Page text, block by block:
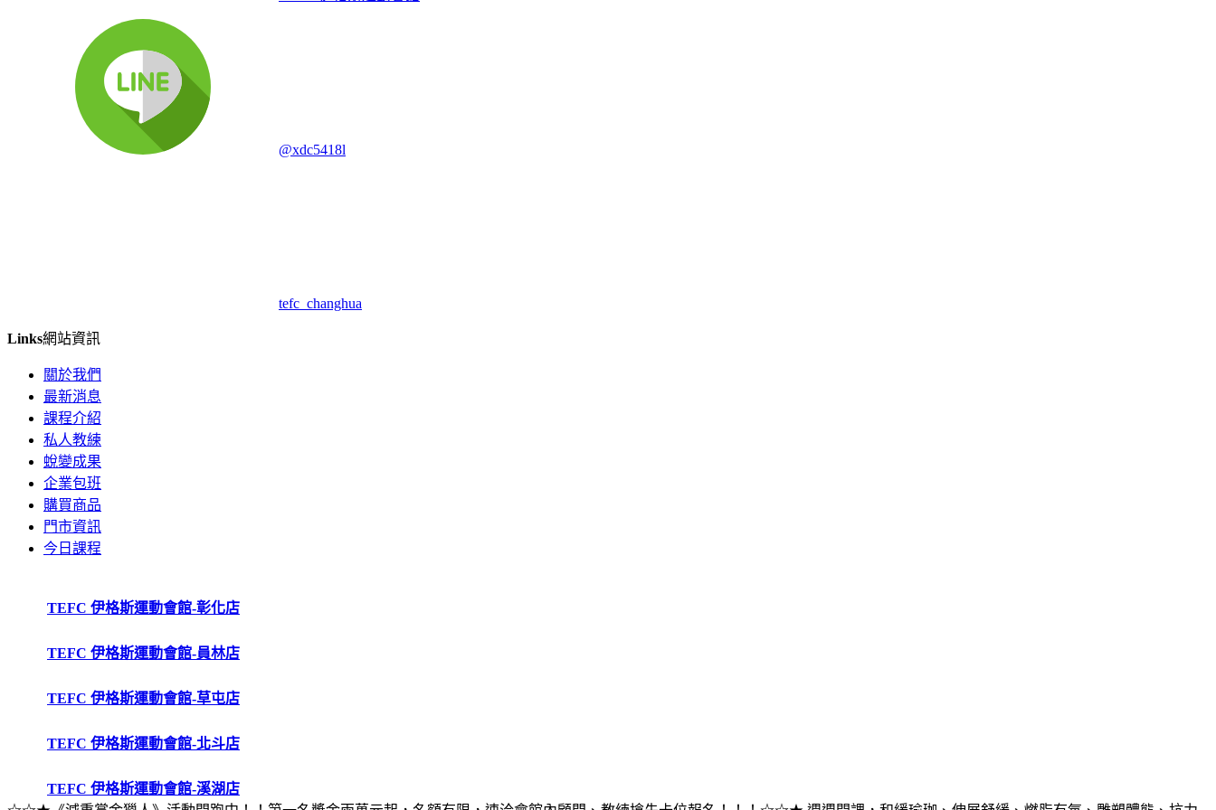
@xdc5418l
tefc_changhua
Links網站資訊
關於我們
最新消息
課程介紹
私人教練
蛻變成果
企業包班
購買商品
門市資訊
今日課程
TEFC 伊格斯運動會館-彰化店
TEFC 伊格斯運動會館-員林店
TEFC 伊格斯運動會館-草屯店
TEFC 伊格斯運動會館-北斗店
TEFC 伊格斯運動會館-溪湖店